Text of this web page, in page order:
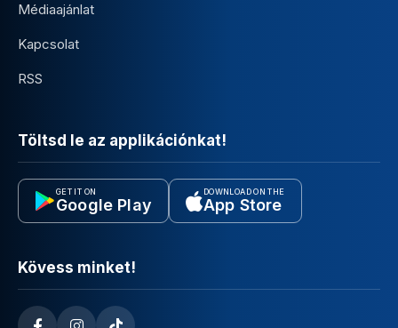
Médiaajánlat
Kapcsolat
RSS
Töltsd le az applikációnkat!
GET IT ON
Google Play
DOWNLOAD ON THE
App Store
Kövess minket!